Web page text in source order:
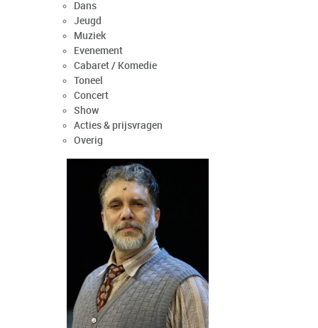
Dans
Jeugd
Muziek
Evenement
Cabaret / Komedie
Toneel
Concert
Show
Acties & prijsvragen
Overig